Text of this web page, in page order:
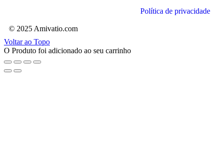
Política de privacidade
© 2025 Amivatio.com
Voltar ao Topo
O Produto foi adicionado ao seu carrinho